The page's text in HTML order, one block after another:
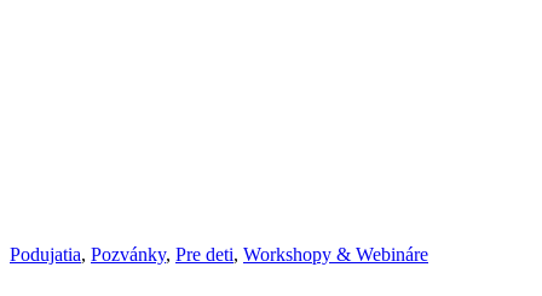
Podujatia, Pozvánky, Pre deti, Workshopy & Webináre